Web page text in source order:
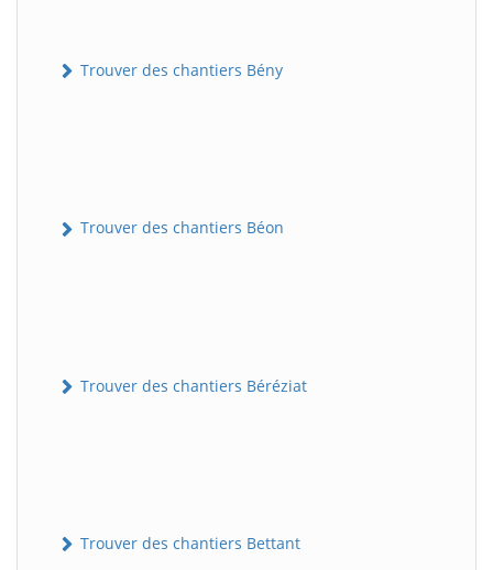
Trouver des chantiers Bény
Trouver des chantiers Béon
Trouver des chantiers Béréziat
Trouver des chantiers Bettant